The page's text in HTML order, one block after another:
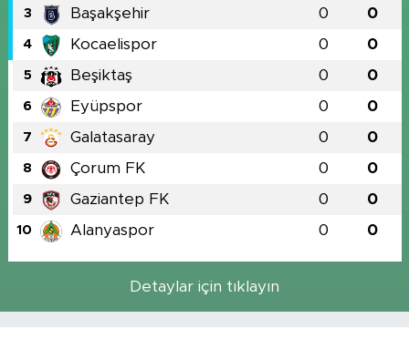
3 Başakşehir 0 0
4 Kocaelispor 0 0
5 Beşiktaş 0 0
6 Eyüpspor 0 0
7 Galatasaray 0 0
8 Çorum FK 0 0
9 Gaziantep FK 0 0
10 Alanyaspor 0 0
Detaylar için tıklayın